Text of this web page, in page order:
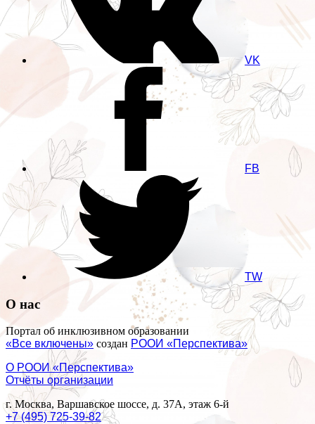
VK
FB
TW
О нас
Портал об инклюзивном образовании
«Все включены» создан РООИ «Перспектива»
О РООИ «Перспектива»
Отчёты организации
г. Москва, Варшавское шоссе, д. 37А, этаж 6-й
+7 (495) 725-39-82